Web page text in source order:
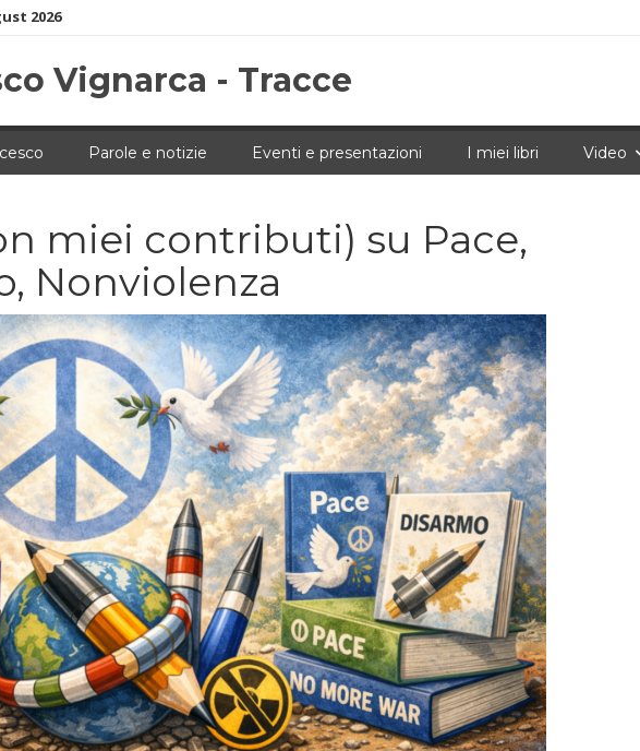
2026
Vignarca - Tracce
Parole e notizie Eventi e presentazioni I miei libri Video
miei contributi) su Pace,
Nonviolenza